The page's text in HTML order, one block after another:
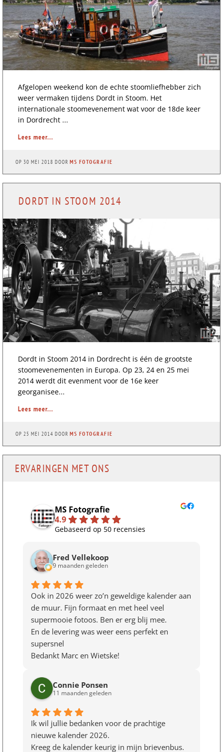
Afgelopen weekend kon de echte stoomliefhebber zich
weer vermaken tijdens Dordt in Stoom. Het
internationale stoomevenement wat voor de 18de keer
in Dordrecht ...
Lees meer...
OP30 MEI 2018 DOORMS FOTOGRAFIE
DORDT IN STOOM 2014
Dordt in Stoom 2014 in Dordrecht is één de grootste
stoomevenementen in Europa. Op 23, 24 en 25 mei
2014 werdt dit evenment voor de 16e keer
georganisee...
Lees meer...
OP 25 MEI 2014 DOORMS FOTOGRAFIE
ERVARINGEN MET ONS
MS Fotografie
4.9
Gebaseerd op 50 recensies
Fred Vellekoop
9 maanden geleden
Ook in 2026 weer zo’n geweldige kalender aan
de muur. Fijn formaat en met heel veel
supermooie fotoos. Ben er erg blij mee.
En de levering was weer eens perfekt en
supersnel
Bedankt Marc en Wietske!
Connie Ponsen
11 maanden geleden
Ik wil jullie bedanken voor de prachtige
nieuwe kalender 2026.
Kreeg de kalender keurig in mijn brievenbus.